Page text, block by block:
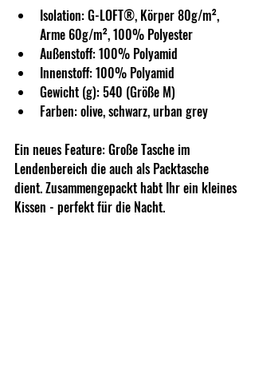
Isolation: G-LOFT®, Körper 80g/m²,
Arme 60g/m², 100% Polyester
Außenstoff: 100% Polyamid
Innenstoff: 100% Polyamid
Gewicht (g): 540 (Größe M)
Farben: olive, schwarz, urban grey
Ein neues Feature: Große Tasche im
Lendenbereich die auch als Packtasche
dient. Zusammengepackt habt Ihr ein kleines
Kissen - perfekt für die Nacht.